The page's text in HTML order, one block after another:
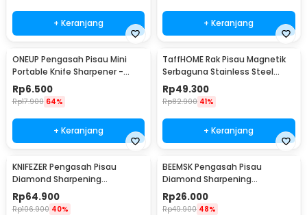
+ Keranjang + Keranjang
ONEUP Pengasah Pisau Mini
Portable Knife Sharpener -
MDQ001
Rp6.500
Rp17.900 64%
+ Keranjang
TaffHOME Rak Pisau Magnetik
Serbaguna Stainless Steel
30cm - SUS304
Rp49.300
Rp82.900 41%
+ Keranjang
KNIFEZER Pengasah Pisau
Diamond Sharpening
Wetstone 4 Stages - MY311
Rp64.900
Rp106.900 40%
BEEMSK Pengasah Pisau
Diamond Sharpening
Wetstone 3 Stages - BM301
Rp26.000
Rp49.900 48%